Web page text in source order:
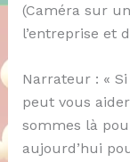
(Caméra sur
l’entreprise et
Narrateur : «
peut vous
sommes là
aujourd’hui